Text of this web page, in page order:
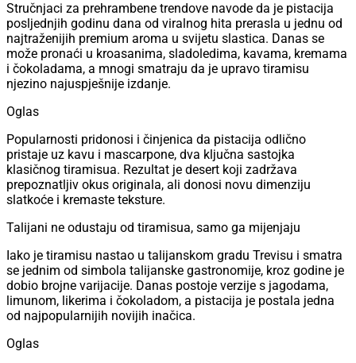
Stručnjaci za prehrambene trendove navode da je pistacija
posljednjih godinu dana od viralnog hita prerasla u jednu od
najtraženijih premium aroma u svijetu slastica. Danas se
može pronaći u kroasanima, sladoledima, kavama, kremama
i čokoladama, a mnogi smatraju da je upravo tiramisu
njezino najuspješnije izdanje.
Oglas
Popularnosti pridonosi i činjenica da pistacija odlično
pristaje uz kavu i mascarpone, dva ključna sastojka
klasičnog tiramisua. Rezultat je desert koji zadržava
prepoznatljiv okus originala, ali donosi novu dimenziju
slatkoće i kremaste teksture.
Talijani ne odustaju od tiramisua, samo ga mijenjaju
Iako je tiramisu nastao u talijanskom gradu Trevisu i smatra
se jednim od simbola talijanske gastronomije, kroz godine je
dobio brojne varijacije. Danas postoje verzije s jagodama,
limunom, likerima i čokoladom, a pistacija je postala jedna
od najpopularnijih novijih inačica.
Oglas